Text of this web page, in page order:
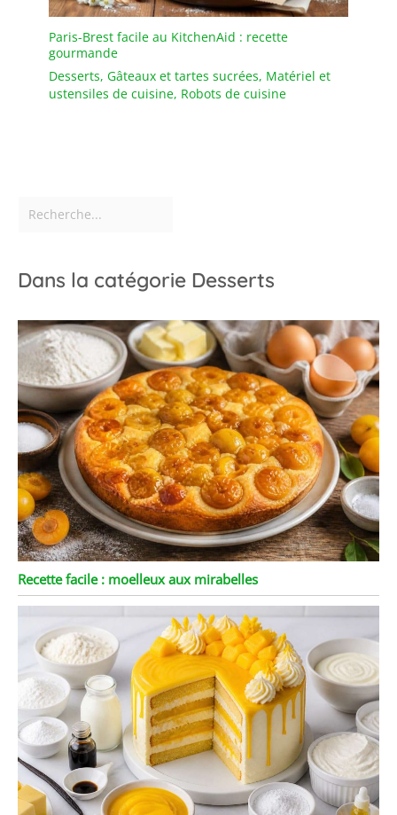
Paris-Brest facile au KitchenAid : recette
gourmande
Desserts, Gâteaux et tartes sucrées, Matériel et
ustensiles de cuisine, Robots de cuisine
Dans la catégorie Desserts
Recette facile : moelleux aux mirabelles